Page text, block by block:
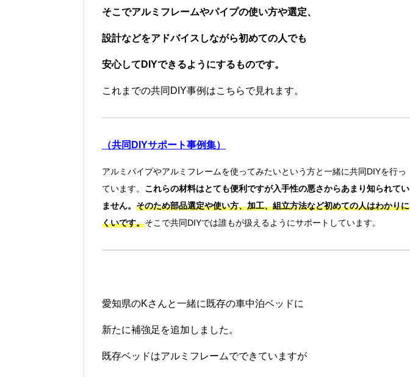
そこでアルミフレームやパイプの使い方や選定、
設計などをアドバイスしながら初めての人でも
安心してDIYできるようにするものです。
これまでの共同DIY事例はこちらで見れます。
（共同 DIYサポート事例集）
アルミパイプやアルミフレームを使ってみたいという方と一緒に共同DIYを行っ
ています。 これらの材料はとても便利ですが入手性の悪さからあまり知られてい
ません。 そのため部品選定や使い方、加工、組立方法など初めての人はわかりに
くいです。そこで共同DIYでは誰もが扱えるようにサポートしています。
愛知県のKさんと一緒に既存の車中泊ベッドに
新たに補強足を追加しました。
既存ベッドはアルミフレームでできていますが